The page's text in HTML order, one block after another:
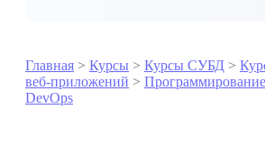
Главная > Курсы > Курсы СУБД >
веб-приложений >
DevOps